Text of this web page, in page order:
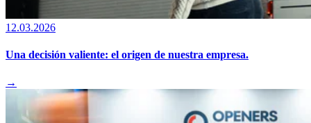
12.03.2026
Una decisión valiente: el origen de nuestra empresa.
→